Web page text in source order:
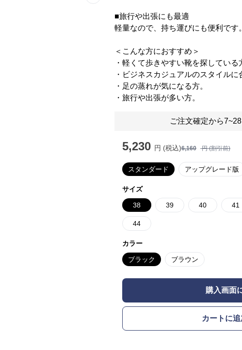
■旅行や出張にも最適
軽量なので、持ち運びにも便利です。
＜こんな方におすすめ＞
・軽くて歩きやすい靴を探している
・ビジネスカジュアルのスタイルに
・足の蒸れが気になる方。
・旅行や出張が多い方。
ご注文確定から
5,230 円 (税込)6,160 円 (割引前)
スタンダード アップグレード版
サイズ
38 39 40 41
44
カラー
ブラック ブラウン
購入画面
カートに